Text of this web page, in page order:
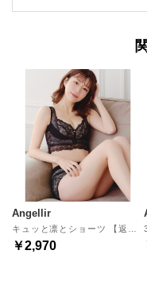
Angellir
￥2,970